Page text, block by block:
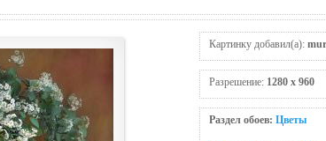
Картинку добавил(а):
Разрешение: 1280 x 960
Раздел обоев: Цветы